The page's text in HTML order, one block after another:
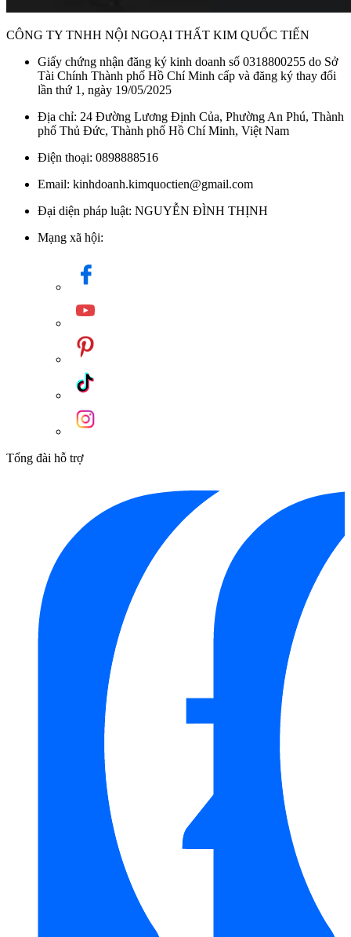
nên một điểm nhấn đặc biệt và đẳng cấp cho không gian tắm
của bạn.
Bề mặt đáy bồn tắm được thiết kế chống trơn trượt, đảm bảo
an toàn tuyệt đối cho người sử dụng khi tắm.
Bồn tắm được làm từ chất liệu đá cẩm thạch nhân tạo
GALALATO 4 lớp cao cấp, đảm bảo tính bền bỉ và độ bóng
của sản phẩm.
Chất liệu chất lượng cao, bồn tắm này chống trầy xước và
đẹp và chất lượng trong suốt thời gian sử dụng.
PJY1744HPWEN#GW/TVBF412 Galalato, Đặt Sàn
PJY1744HPWEN#GW/TVBF412 Galalato, Đặt Sàn
giúp hạn chế bám bẩn và dễ dàng vệ sinh, từ đó việc bảo
dưỡng cũng trở nên đơn giản và tiện lợi hơn.
Với hệ thống xả tiểu tiên tiến, bạn có thể dễ dàng điều chỉnh
lượng nước xả tiểu phù hợp, đồng thời tiết kiệm nước và tạo ra
một môi trường thân thiện với môi trường.
bạn thư giãn cơ thể và tạo ra một không gian tắm thư giãn và
Bồn Tắm TOTO PJY1744HPWEN#GW/TVBF412
Galalato, Đặt Sàn
Bồn Tắm TOTO PJY1744HPWEN#GW/TVBF412 Galalato,
là một sản phẩm cao cấp với nhiều tính năng vượt trội
như thiết kế sang trọng, kiểu dáng nằm công nghệ Recline
Comfort, sản phẩm thuộc bộ sưu tập GALALATO cao cấp
Kim Quốc Tiến
những dịch vụ và sản phẩm chất lượng nhất. Chúng tôi chuyên
CÔNG TY TNHH NỘI NGOẠI THẤT KIM QUỐC TIẾN
Giấy chứng nhận đăng ký kinh doanh số 0318800255 do Sở
Tài Chính Thành phố Hồ Chí Minh cấp và đăng ký thay đổi
lần thứ 1, ngày 19/05/2025
Địa chỉ: 24 Đường Lương Định Của, Phường An Phú, Thành
phố Thủ Đức, Thành phố Hồ Chí Minh, Việt Nam
Điện thoại: 0898888516
Email: kinhdoanh.kimquoctien@gmail.com
Đại diện pháp luật: NGUYỄN ĐÌNH THỊNH
Mạng xã hội:
Tổng đài hỗ trợ